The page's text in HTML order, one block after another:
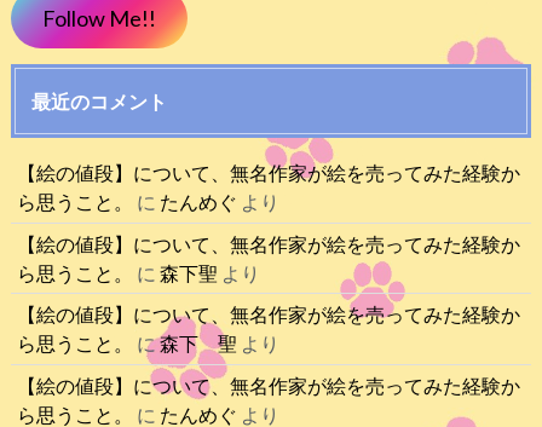
Follow Me!!
最近のコメント
【絵の値段】について、無名作家が絵を売ってみた経験か
ら思うこと。
に たんめぐ より
【絵の値段】について、無名作家が絵を売ってみた経験か
ら思うこと。
に 森下聖 より
【絵の値段】について、無名作家が絵を売ってみた経験か
ら思うこと。
に森下 聖 より
【絵の値段】について、無名作家が絵を売ってみた経験か
ら思うこと。
に たんめぐ より